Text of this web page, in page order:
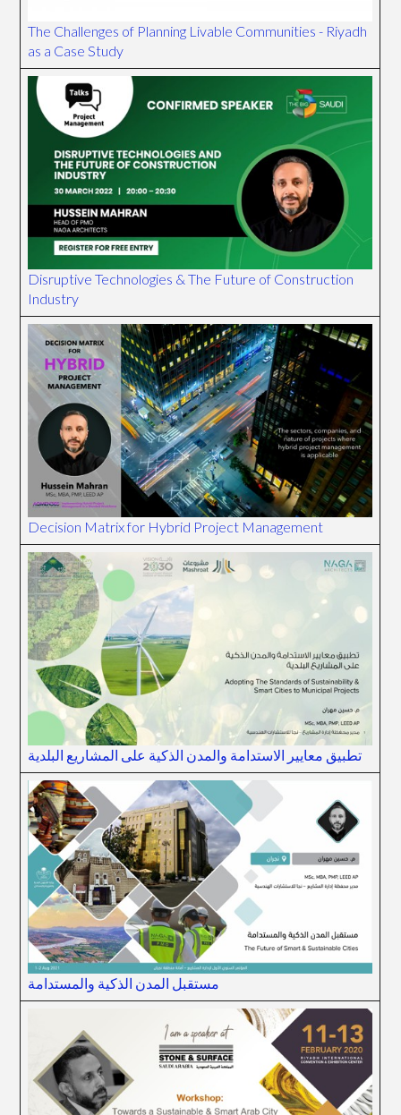
The Challenges of Planning Livable Communities - Riyadh
as a Case Study
Disruptive Technologies & The Future of Construction
Industry
Decision Matrix for Hybrid Project Management
تطبيق معايير الاستدامة والمدن الذكية على المشاريع البلدية
مستقبل المدن الذكية والمستدامة